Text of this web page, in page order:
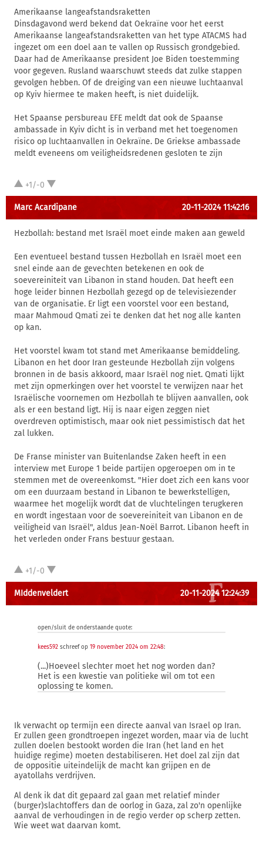
Amerikaanse langeafstandsraketten
Dinsdagavond werd bekend dat Oekraïne voor het eerst
Amerikaanse langeafstandsraketten van het type ATACMS had
ingezet om een doel aan te vallen op Russisch grondgebied.
Daar had de Amerikaanse president Joe Biden toestemming
voor gegeven. Rusland waarschuwt steeds dat zulke stappen
gevolgen hebben. Of de dreiging van een nieuwe luchtaanval
op Kyiv hiermee te maken heeft, is niet duidelijk.
Het Spaanse persbureau EFE meldt dat ook de Spaanse
ambassade in Kyiv dicht is in verband met het toegenomen
risico op luchtaanvallen in Oekraïne. De Griekse ambassade
meldt eveneens om veiligheidsredenen gesloten te zijn
+1/-0
Marc Acardipane 20-11-2024 11:42:16
Hezbollah: bestand met Israël moet einde maken aan geweld
Een eventueel bestand tussen Hezbollah en Israël moet een
snel einde aan de gevechten betekenen en ook de
soevereiniteit van Libanon in stand houden. Dat heeft een
hoge leider binnen Hezbollah gezegd op de televisiezender
van de organisatie. Er ligt een voorstel voor een bestand,
maar Mahmoud Qmati zei te denken dat het nog alle kanten
op kan.
Het voorstel kwam tot stand met Amerikaanse bemiddeling.
Libanon en het door Iran gesteunde Hezbollah zijn volgens
bronnen in de basis akkoord, maar Israël nog niet. Qmati lijkt
met zijn opmerkingen over het voorstel te verwijzen naar het
Israëlische voornemen om Hezbollah te blijven aanvallen, ook
als er een bestand ligt. Hij is naar eigen zeggen niet
overdreven optimistisch, maar ook niet pessimistisch dat het
zal lukken.
De Franse minister van Buitenlandse Zaken heeft in een
interview met Europe 1 beide partijen opgeroepen om in te
stemmen met de overeenkomst. "Hier doet zich een kans voor
om een duurzaam bestand in Libanon te bewerkstelligen,
waarmee het mogelijk wordt dat de vluchtelingen terugkeren
en wordt ingestaan voor de soevereiniteit van Libanon en de
veiligheid van Israël", aldus Jean-Noël Barrot. Libanon heeft in
het verleden onder Frans bestuur gestaan.
+1/-0
MIddenveldert 20-11-2024 12:24:39
open/sluit de onderstaande quote:
kees592 schreef op 19 november 2024 om 22:48:
(...)Hoeveel slechter moet het nog worden dan?
Het is een kwestie van politieke wil om tot een
oplossing te komen.
Ik verwacht op termijn een directe aanval van Israel op Iran.
Er zullen geen grondtroepen ingezet worden, maar via de lucht
zullen doelen bestookt worden die Iran (het land en het
huidige regime) moeten destabiliseren. Het doel zal zijn dat
de oppositie uiteindelijk de macht kan grijpen en de
ayatollahs verdrijven.
Al denk ik dat dit gepaard zal gaan met relatief minder
(burger)slachtoffers dan de oorlog in Gaza, zal zo'n openlijke
aanval de verhoudingen in de regio verder op scherp zetten.
Wie weet wat daarvan komt.